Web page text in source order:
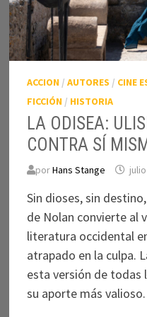
ACCION / AUTORES / CINE
FICCIÓN / HISTORIA
LA ODISEA:
CONTRA SÍ
porHans Stange
Sin dioses, sin
de Nolan convierte al
literatura occidental
atrapado en la culpa.
esta versión de todas
su aporte más valioso.